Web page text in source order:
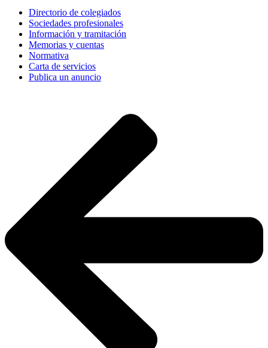
Directorio de colegiados
Sociedades profesionales
Información y tramitación
Memorias y cuentas
Normativa
Carta de servicios
Publica un anuncio